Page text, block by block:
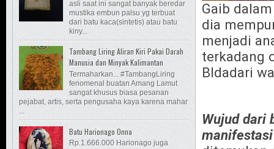
Gaib
dia
menjadi
terkadang
BIdadari
Wujud dari
asli saat ini sangat banyak beredar
mustika embun palsu yg terbuat
dari batu kaca(sintetis) atau batu
kiny...
Tambang Liring Aliran Kiri Pakai Darah
Manusia dan Minyak Kalimantan
Termaharkan... #TambangLiring
fenomenal buatan Amang Lamut
sangat khusus biasa pesanan
pejabat, artis, serta pengusaha kaya karena mahar
...
Batu Harionago Onna
Rp.1.666.000 Harionago juga